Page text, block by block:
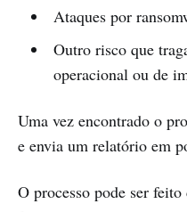
Ataques por
Outro risco que
operacional ou de
Uma vez encontrado o
e envia um relatório em
O processo pode ser